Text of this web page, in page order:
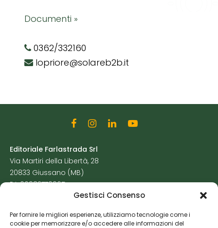
Gestisci Consenso
Per fornire le migliori esperienze, utilizziamo tecnologie come i
cookie per memorizzare e/o accedere alle informazioni del
Documenti »
0362/332160
lopriore@solareb2b.it
Editoriale Farlastrada Srl
Via Martiri della Libertà, 28
20833 Giussano (MB)
P.I. 06982770965
Cookie Policy